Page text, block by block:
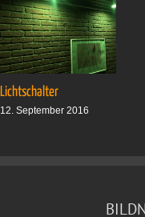
Lichtschalter
12. September 2016